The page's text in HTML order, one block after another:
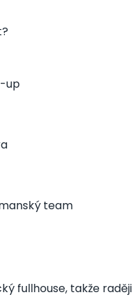
up
team
fullhouse, takže